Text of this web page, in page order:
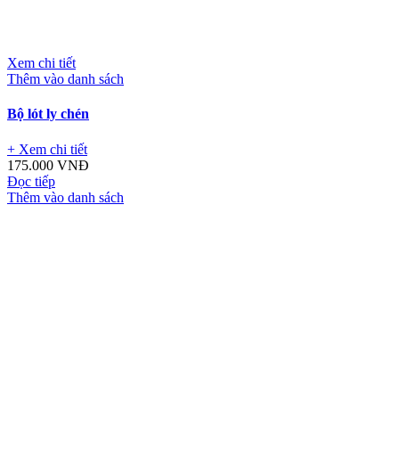
Xem chi tiết
Thêm vào danh sách
Bộ lót ly chén
+ Xem chi tiết
175.000 VNĐ
Đọc tiếp
Thêm vào danh sách